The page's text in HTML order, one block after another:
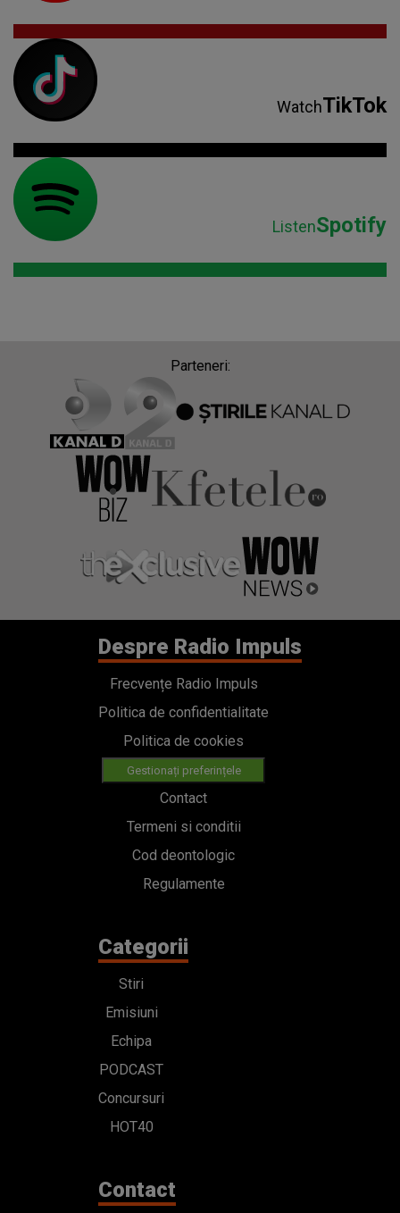
WatchTikTok
ListenSpotify
Parteneri:
Despre Radio Impuls
Frecvențe Radio Impuls
Politica de confidentialitate
Politica de cookies
Gestionați preferințele
Contact
Termeni si conditii
Cod deontologic
Regulamente
Categorii
Stiri
Emisiuni
Echipa
PODCAST
Concursuri
HOT40
Contact